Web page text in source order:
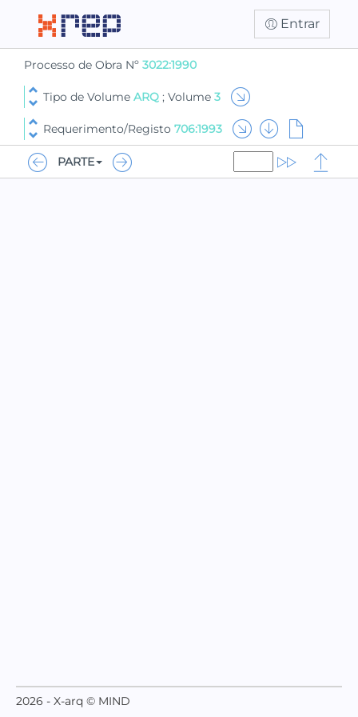
Entrar
Processo de Obra Nº 3022:1990
Tipo de Volume ARQ ; Volume 3
Requerimento/Registo 706:1993
PARTE
2026 - X-arq © MIND